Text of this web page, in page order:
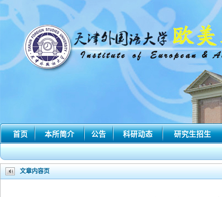
首页 本所简介 公告 科研动态 研究生招生
文章内容页